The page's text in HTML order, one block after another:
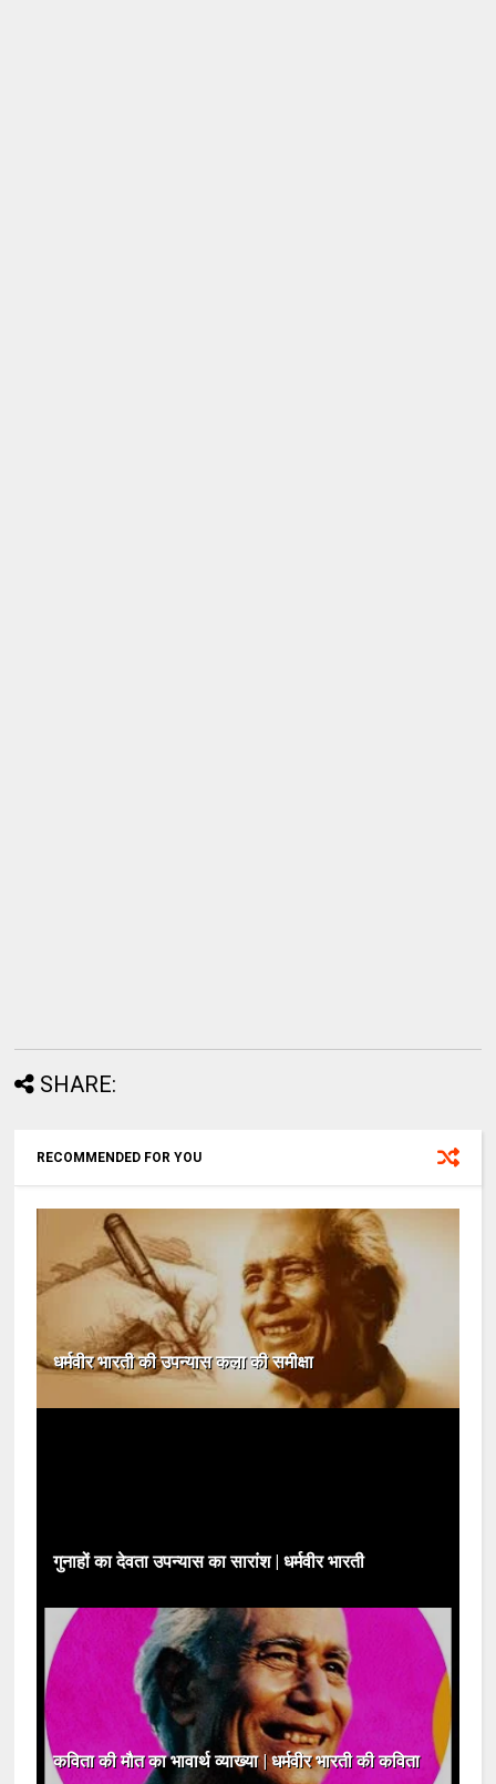
SHARE:
RECOMMENDED FOR YOU
धर्मवीर भारती की उपन्यास कला की समीक्षा
गुनाहों का देवता उपन्यास का सारांश | धर्मवीर भारती
कविता की मौत का भावार्थ व्याख्या | धर्मवीर भारती की कविता